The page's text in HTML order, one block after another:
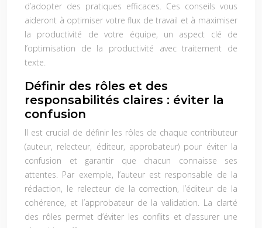
d’adopter des pratiques efficaces. Ces conseils vous
aideront à optimiser votre flux de travail et à maximiser
la productivité de votre équipe, un aspect clé de
l’optimisation de la productivité avec traitement de
texte.
Définir des rôles et des
responsabilités claires : éviter la
confusion
Il est crucial de définir les rôles de chaque contributeur
(auteur, relecteur, éditeur, approbateur) pour éviter la
confusion et garantir que chacun connaisse ses
attentes. Par exemple, l’auteur est responsable de la
rédaction, le relecteur de la correction, l’éditeur de la
cohérence, et l’approbateur de la validation. La clarté
des rôles permet d’éviter les conflits et d’assurer une